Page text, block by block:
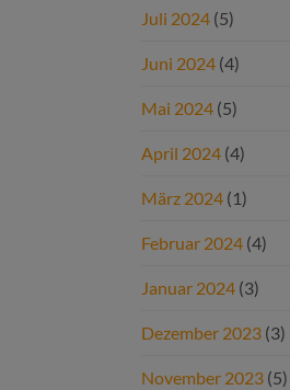
Juli 2024 (5)
Juni 2024 (4)
Mai 2024 (5)
April 2024 (4)
März 2024 (1)
Februar 2024 (4)
Januar 2024 (3)
Dezember 2023 (3)
November 2023 (5)